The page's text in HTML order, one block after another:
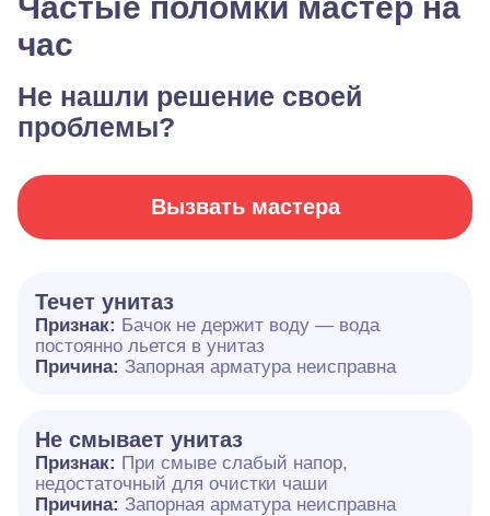
час
Не нашли решение своей
проблемы?
Вызвать мастера
Течет унитаз
Признак: Бачок не держит воду — вода
постоянно льется в унитаз
Причина: Запорная арматура неисправна
Не смывает унитаз
Признак: При смыве слабый напор,
недостаточный для очистки чаши
Причина: Запорная арматура неисправна